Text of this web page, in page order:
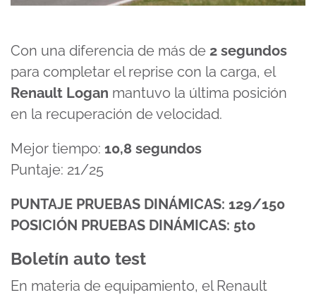
Con una diferencia de más de 2 segundos
para completar el reprise con la carga, el
Renault Logan mantuvo la última posición
en la recuperación de velocidad.
Mejor tiempo: 10,8 segundos
Puntaje: 21/25
PUNTAJE PRUEBAS DINÁMICAS: 129/150
POSICIÓN PRUEBAS DINÁMICAS: 5to
Boletín auto test
En materia de equipamiento, el Renault